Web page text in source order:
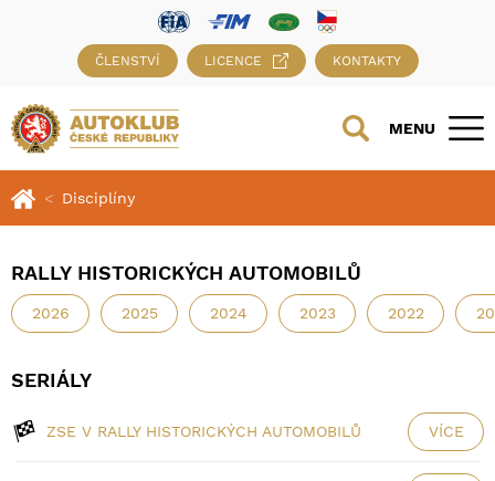
ČLENSTVÍ LICENCE KONTAKTY
MENU
Disciplíny
RALLY HISTORICKÝCH AUTOMOBILŮ
2026 2025 2024 2023 2022
SERIÁLY
ZSE V RALLY HISTORICKÝCH AUTOMOBILŮ VÍCE